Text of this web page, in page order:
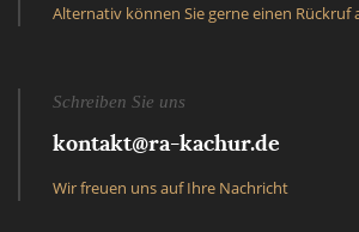
Alternativ können Sie gerne einen Rückruf
Schreiben Sie uns
kontakt@ra-kachur.de
Wir freuen uns auf Ihre Nachricht